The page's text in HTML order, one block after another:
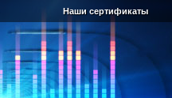
Наши сертификаты